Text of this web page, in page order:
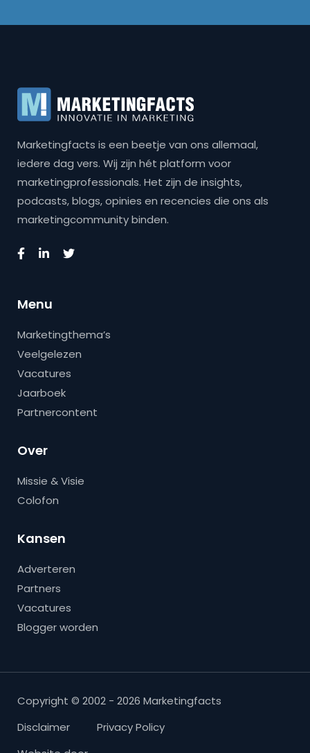
Marketingfacts is een beetje van ons allemaal,
iedere dag vers. Wij zijn hét platform voor
marketingprofessionals. Het zijn de insights,
podcasts, blogs, opinies en recencies die ons als
marketingcommunity binden.
Menu
Marketingthema’s
Veelgelezen
Vacatures
Jaarboek
Partnercontent
Over
Missie & Visie
Colofon
Kansen
Adverteren
Partners
Vacatures
Blogger worden
Copyright © 2002 - 2026 Marketingfacts
Disclaimer
Privacy Policy